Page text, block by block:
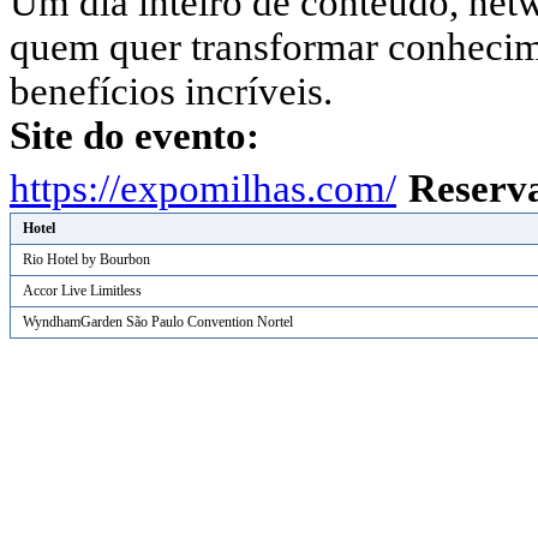
quem quer transformar
benefícios incríveis.
Site do evento:
https://expomilhas.com/
Hotel
Rio Hotel by Bourbon
Accor Live Limitless
WyndhamGarden São Paulo Convention Nortel